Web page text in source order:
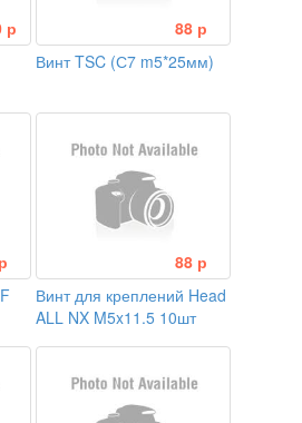
р
88 р
Винт TSC (С7 m5*25мм)
88 р
Винт для креплений Head
ALL NX M5x11.5 10шт